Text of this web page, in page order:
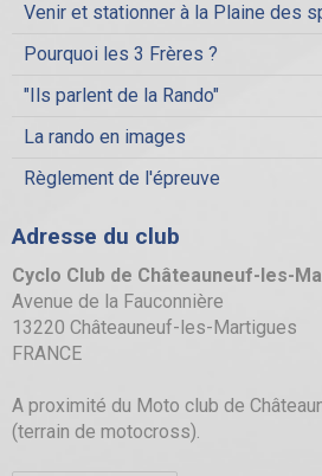
Venir et stationner à la Plaine des
Pourquoi les 3 Frères ?
"Ils parlent de la Rando"
La rando en images
Règlement de l'épreuve
Adresse du club
Cyclo Club de Châteauneuf-les-
Avenue de la Fauconnière
13220 Châteauneuf-les-Martigues
FRANCE
A proximité du Moto club de
(terrain de motocross).